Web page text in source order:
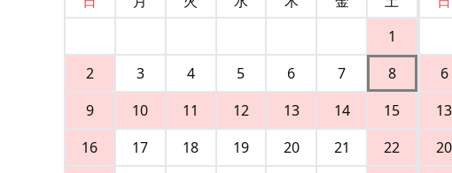
1
2
3 4 5 6 7
8
9
10 11 12 13 14
15
16
17 18 19 20 21
22
6
13
20